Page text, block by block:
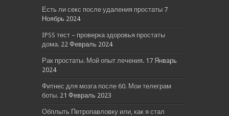
Есть ли секс после удаления простаты 7
Ноябрь 2024
IPSS тест – проверка здоровья простаты
дома. 22 Февраль 2024
Рак простаты. Мой опыт лечения. 17 Январь
2024
Фитнес для мозга после 60. Мои телеграм
боты. 21 Февраль 2023
Обплыть Петропавловку или, как я стал